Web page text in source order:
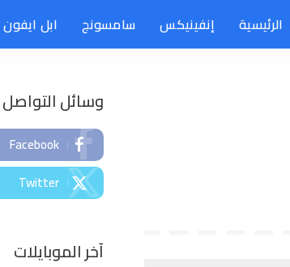
الرئيسية إنفينيكس سامسونج ابل ايفون
وسائل
Facebook
Twitter
آخر الموبايلات